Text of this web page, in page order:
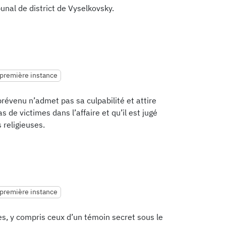
de district de Vyselkovsky.
instance
n’admet pas sa culpabilité et attire
de victimes dans l’affaire et qu’il est jugé
religieuses.
instance
y compris ceux d’un témoin secret sous le